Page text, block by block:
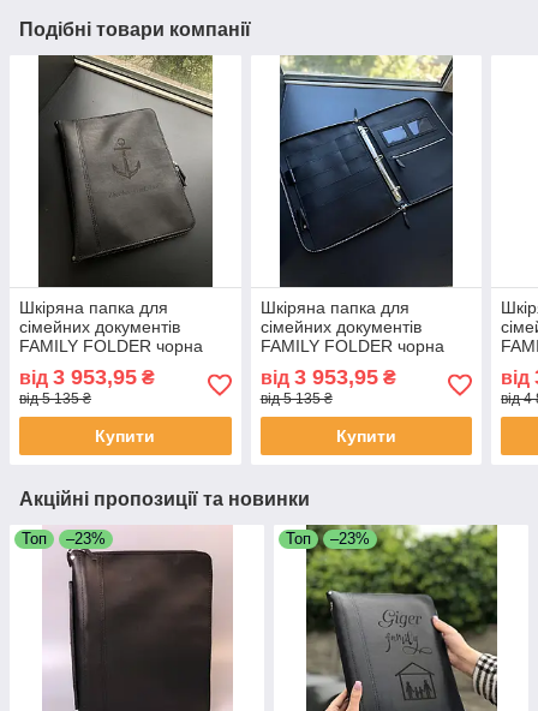
Подібні товари компанії
Шкіряна папка для
сімейних документів
FAMILY FOLDER чорна
від 3 953,95 ₴
від 5 135 ₴
Купити
Шкіряна папка для
сімейних документів
FAMILY FOLDER чорна
від 3 953,95₴
від 5 135 ₴
Купити
від
від
Акційні пропозиції та новинки
Топ –23% Топ –23%